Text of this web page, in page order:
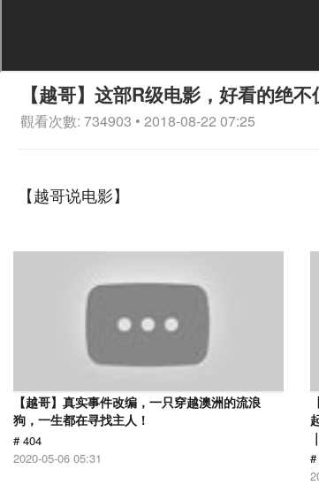
【越哥】这部R级电影，好看的绝
觀看次數: 734903 • 2018-08-22 07:25
【越哥说电影】
【越哥】真实事件改编，一只穿越澳洲的流浪
狗，一生都在寻找主人！
# 404
2020-05-06 05:31